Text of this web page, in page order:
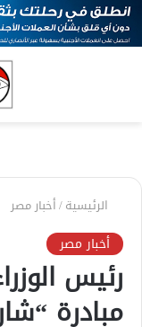
الرئيسية/أخبار مصر
أخبار مصر
رئيس
مبادرة